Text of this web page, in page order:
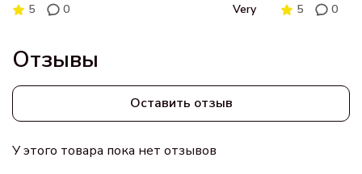
5
0 Very
5
0
Отзывы
Оставить отзыв
У этого товара пока нет отзывов